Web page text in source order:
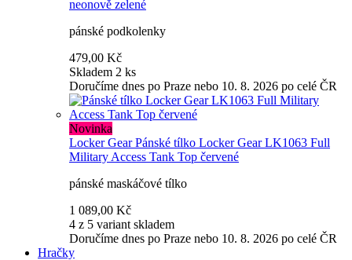
neonově zelené
pánské podkolenky
479,00 Kč
Skladem 2 ks
Doručíme dnes po Praze nebo 10. 8. 2026 po celé ČR
Novinka
Locker GearPánské tílko Locker Gear LK1063 Full
Military Access Tank Top červené
pánské maskáčové tílko
1 089,00 Kč
4 z 5 variant skladem
Doručíme dnes po Praze nebo 10. 8. 2026 po celé ČR
Hračky